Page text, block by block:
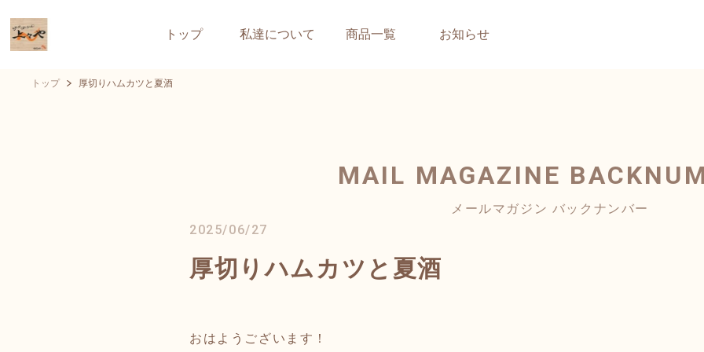
トップ 私達について 商品一覧 お知らせ
トップ 厚切りハムカツと夏酒
MAIL MAGAZINE
メールマガジン バックナンバー
2025/06/27
厚切りハムカツと夏酒
おはようございます！